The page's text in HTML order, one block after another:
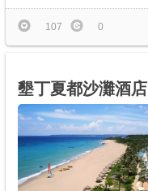
107 0
墾丁夏都沙灘酒店